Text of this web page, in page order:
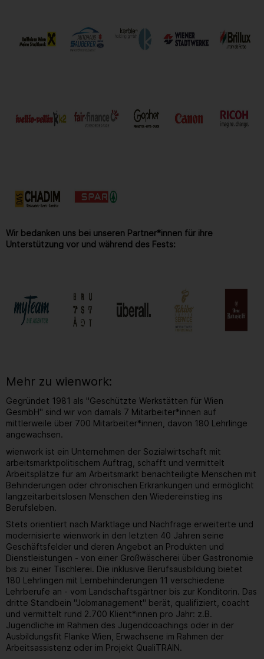
Wir bedanken uns bei unseren Partner*innen für ihre
Unterstützung vor und während des Fests:
Mehr zu wienwork:
Gegründet 1981 als "Geschützte Werkstätten für Wien
GesmbH" sind wir von damals 7 Mitarbeiter*innen auf
mittlerweile über 700 Mitarbeiter*innen, davon 180 Lehrlinge
angewachsen.
wienwork ist ein Unternehmen der Sozialwirtschaft mit
arbeitsmarktpolitischem Auftrag, schafft und vermittelt
Arbeitsplätze für am Arbeitsmarkt benachteiligte Menschen mit
Behinderungen oder chronischen Erkrankungen und ermöglicht
langzeitarbeitslosen Menschen den Wiedereinstieg ins
Berufsleben.
Stets orientiert nach Marktlage und Nachfrage erweiterte und
modernisierte wienwork in den letzten 40 Jahren seine
Geschäftsfelder und deren Angebot an Produkten und
Dienstleistungen - von einer Großwäscherei über Gastronomie
bis zu einer Tischlerei. Die inklusive Berufsausbildung bietet
180 Lehrlingen mit Lernbehinderungen 11 verschiedene
Lehrberufe an - vom Landschaftsgärtner bis zur Konditorin. Das
dritte Standbein "Jobmanagement" berät, qualifiziert, coacht
und vermittelt rund 2.700 Klient*innen pro Jahr: z.B.
Jugendliche im Rahmen des Jugendcoachings oder in der
Ausbildungsfit Flanke Wien, Erwachsene im Rahmen der
Arbeitsassistenz oder im Projekt QualiTRAIN.